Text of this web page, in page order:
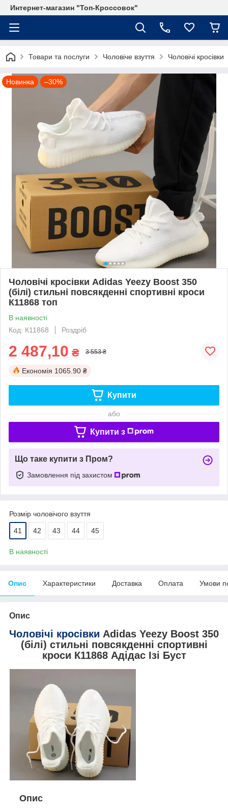
Интернет-магазин "Топ-Кроссовок"
Товари та послуги Чоловіче взуття Чоловічі кросівки
Новинка –30%
Чоловічі кросівки Adidas Yeezy Boost 350
(білі) стильні повсякденні спортивні кроси
К11868 топ
В наявності
Код: К11868
Роздріб
2 487,10 ₴ 3 553 ₴
Економія 1065.90 ₴
Купити
або
Купити з
Що таке купити з Пром?
Замовлення під захистом
Розмір чоловічого взуття
41 42 43 44 45
В наявності
Опис Характеристики Доставка Оплата Умови
Опис
Чоловічі кросівки Adidas Yeezy Boost 350
(білі) стильні повсякденні спортивні
кроси К11868 Адідас Ізі Буст
Опис